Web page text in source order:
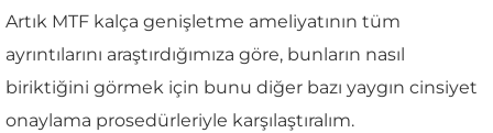
Artık MTF kalça genişletme ameliyatının tüm
ayrıntılarını araştırdığımıza göre, bunların nasıl
biriktiğini görmek için bunu diğer bazı yaygın cinsiyet
onaylama prosedürleriyle karşılaştıralım.